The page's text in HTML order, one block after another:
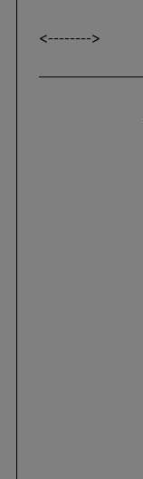
<-------->